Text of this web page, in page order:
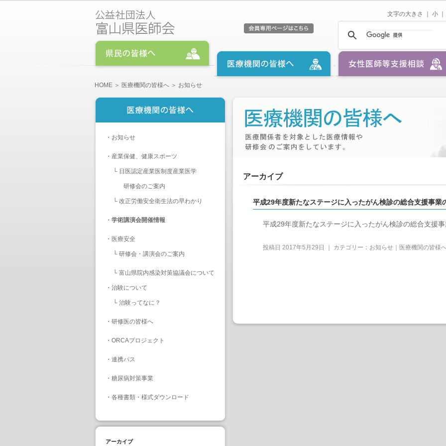
文字の大きさ ｜ 小
HOME ＞ 医療機関の皆様へ ＞ お知らせ
・ お知らせ
・ 産業保健、健康スポーツ
└ 日医認定産業医制度産業医学
研修会のご案内
└ 改正労働安全衛生法の早わかり
・ 学術講演会開催情報
・ 医療安全
└ 研修会・講演会のご案内
└ 富山県院内感染対策協議会について
・ 治験について
└ 治験ってなに？
・ 研修医の皆様へ
・ ORCAプロジェクト
・ 連携パス
・ 糖尿病対策事業
・ 各種書類・様式ダウンロード
アーカイブ
アーカイブ
平成29年度新たなステージに入ったがん検診の総合支援事業
平成29年度新たなステージに入ったがん検診の総合支援
投稿日 2017年5月29日 ｜ カテゴリー： お知らせ｜医療機関の皆様